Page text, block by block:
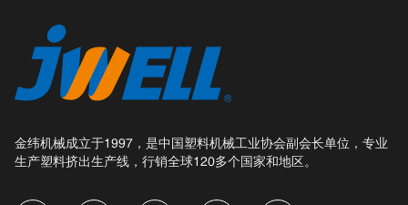
金纬机械成立于1997，是中国塑料机械工业协会副会长单位，专业
生产塑料挤出生产线，行销全球120多个国家和地区。